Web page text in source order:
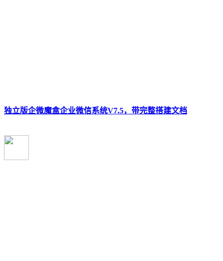
独立版企微魔盒企业微信系统V7.5，带完整搭建文档